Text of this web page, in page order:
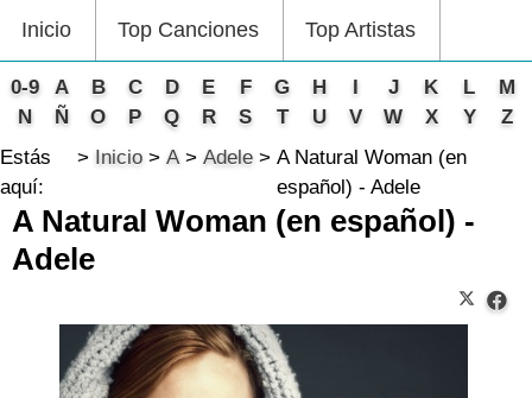
Inicio Top Canciones Top Artistas
0-9 A B C D E F G H I J K L
M
N
Ñ O P Q R S T U V W X Y
Z
Estás
aquí:
Inicio A Adele
A Natural Woman (en
español) - Adele
A Natural Woman (en español) -
Adele